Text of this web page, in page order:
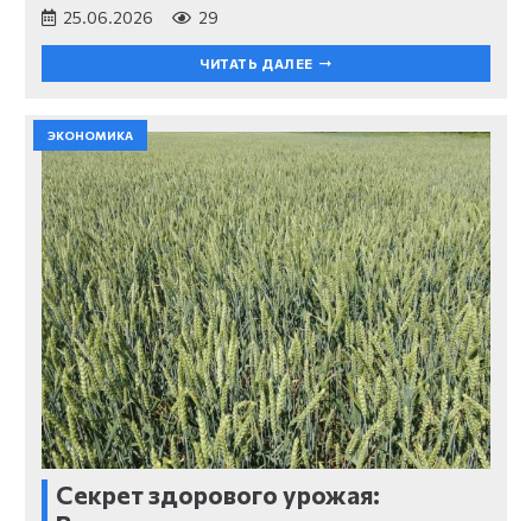
25.06.2026 29
ЧИТАТЬ ДАЛЕЕ
ЭКОНОМИКА
Секрет здорового урожая: